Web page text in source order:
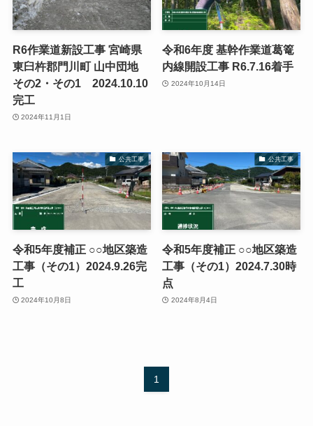
R6作業道新設工事 宮崎県
東臼杵郡門川町 山中団地
その2・その1 2024.10.10
完工
2024年11月1日
令和6年度 基幹作業道葛篭
内線開設工事 R6.7.16着手
2024年10月14日
公共工事
令和5年度補正 ○○地区築造
工事（その1）2024.9.26完
工
2024年10月8日
公共工事
令和5年度補正 ○○地区築造
工事（その1）2024.7.30時
点
2024年8月4日
1